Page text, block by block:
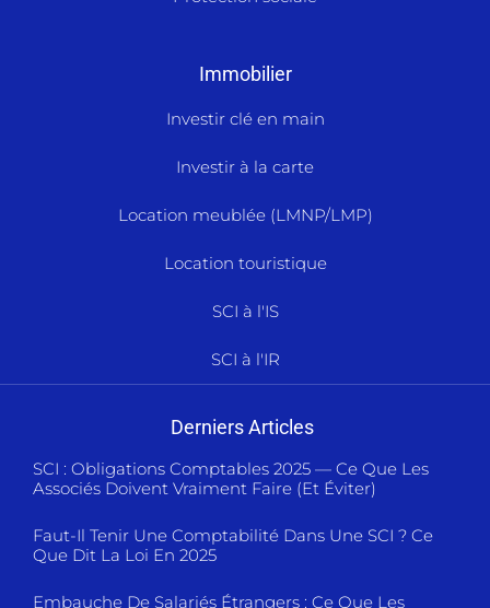
Immobilier
Investir clé en main
Investir à la carte
Location meublée (LMNP/LMP)
Location touristique
SCI à l'IS
SCI à l'IR
Derniers Articles
SCI : Obligations Comptables 2025 — Ce Que Les
Associés Doivent Vraiment Faire (et Éviter)
Faut-Il Tenir Une Comptabilité Dans Une SCI ? Ce
Que Dit La Loi En 2025
Embauche De Salariés Étrangers : Ce Que Les